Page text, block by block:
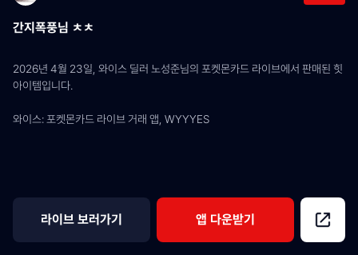
간지폭풍님 ㅊㅊ
2026년 4월 23일, 와이스 딜러 노성준님의 포켓몬카드 라이브에서 판매된 힛
아이템입니다.
와이스: 포켓몬카드 라이브 거래 앱, WYYYES
라이브 보러가기 앱 다운받기